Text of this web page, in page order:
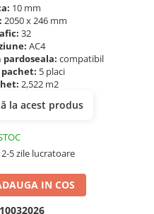
10 mm
2050 x 246 mm
32
AC4
compatibil
5 placi
2,522 m2
la acest produs
2-5 zile lucratoare
IN COS